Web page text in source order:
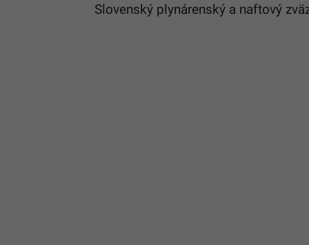
Slovenský plynárenský a naftový